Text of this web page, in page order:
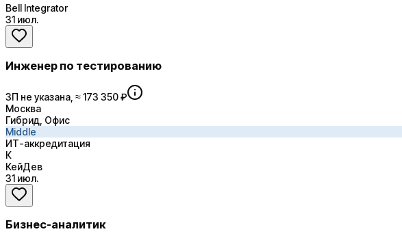
Bell Integrator
31 июл.
Инженер по тестированию
ЗП не указана, ≈ 173 350 ₽
Москва
Гибрид, Офис
Middle
ИТ-аккредитация
К
КейДев
31 июл.
Бизнес-аналитик